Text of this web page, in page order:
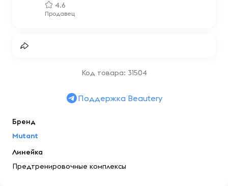
4.6
Продавец
Код товара: 31504
Поддержка Beautery
Бренд
Mutant
Линейка
Предтренировочные комплексы